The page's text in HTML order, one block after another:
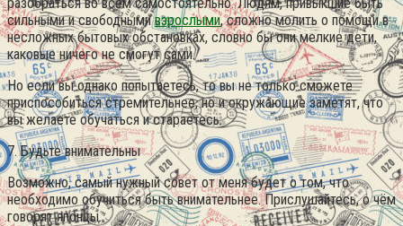
сильными и свободнымивзрослыми, сложно молить о помощи в
несложных бытовых обстановках, словно бы они мелкие дети,
каковые ничего не смогут сами.
Но если вы однако попытаетесь, то вы не только сможете
приспособиться стремительнее, но и окружающие заметят, что
вы желаете обучаться и стараетесь.
7. Будьте внимательны
Возможно, самый нужный совет от меня будет о том, что
необходимо обучиться быть внимательнее. Прислушайтесь, о чём
говорят японцы.